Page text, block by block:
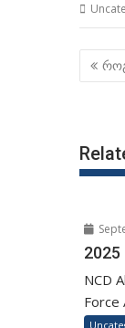
2025
NCD
Force